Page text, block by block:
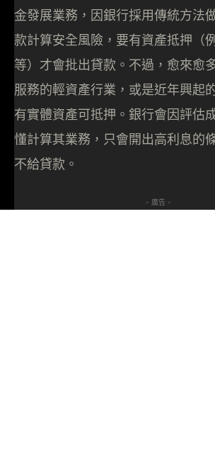
金發展業務，因銀行採用傳統方法
款計算安全風險，要有資產抵押（
等）才會批出貸款。不過，愈來愈
服務的輕資產行業，或是近年興起
有實體資產可抵押。銀行會因評估
懂計算其業務，只會開出高利息的
不給貸款。
- 廣告 -